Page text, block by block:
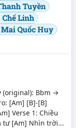
Tuyền
Chế Linh
Mai Quốc Huy
(original): Bbm →
[Am] [B]-[B]
Verse 1: Chiều
tư [Am] Nhìn trời...